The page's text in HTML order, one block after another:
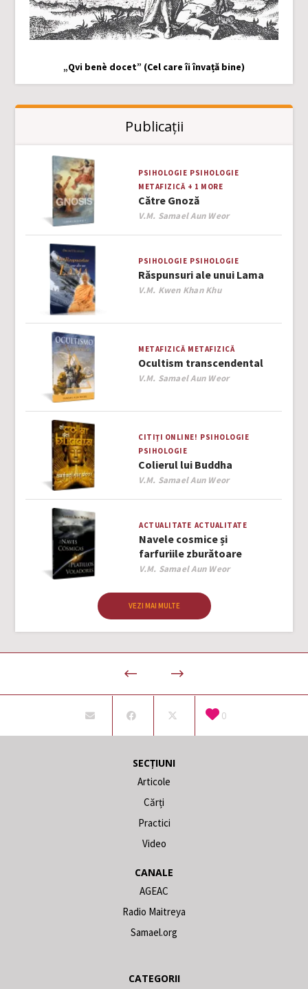
„Qvi benè docet” (Cel care îi învață bine)
Publicații
PSIHOLOGIE PSIHOLOGIE
METAFIZICĂ + 1 MORE
Către Gnoză
Author
V.M. Samael Aun Weor
PSIHOLOGIE PSIHOLOGIE
Răspunsuri ale unui Lama
Author
V.M. Kwen Khan Khu
METAFIZICĂ METAFIZICĂ
Ocultism transcendental
Author
V.M. Samael Aun Weor
CITIȚI ONLINE! PSIHOLOGIE
PSIHOLOGIE
Colierul lui Buddha
Author
V.M. Samael Aun Weor
ACTUALITATE ACTUALITATE
Navele cosmice și
farfuriile zburătoare
Author
V.M. Samael Aun Weor
VEZI MAI MULTE
0
SECȚIUNI
Articole
Cărți
Practici
Video
CANALE
AGEAC
Radio Maitreya
Samael.org
CATEGORII